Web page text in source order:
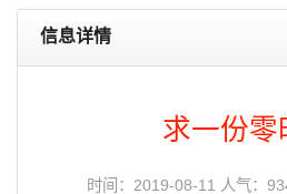
信息详情
求一份零
时间：2019-08-11 人气：